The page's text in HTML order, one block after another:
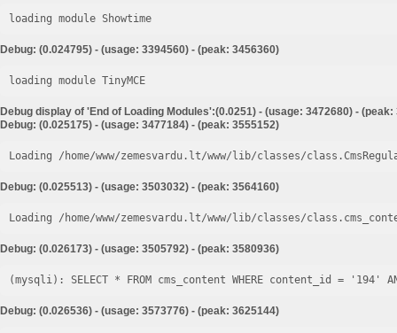
loading module Showtime
Debug: (0.024795) - (usage: 3394560) - (peak: 3456360)
loading module TinyMCE
Debug display of 'End of Loading Modules':(0.0251) - (usage: 3472680) - (peak:
Debug: (0.025175) - (usage: 3477184) - (peak: 3555152)
Loading /home/www/zemesvardu.lt/www/lib/classes/
Debug: (0.025513) - (usage: 3503032) - (peak: 3564160)
Loading /home/www/zemesvardu.lt/www/lib/classes/
Debug: (0.026173) - (usage: 3505792) - (peak: 3580936)
Debug: (0.026536) - (usage: 3573776) - (peak: 3625144)